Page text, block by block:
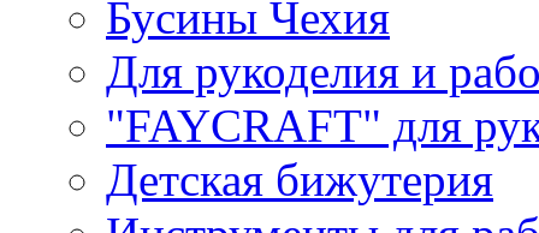
Бусины Чехия
Для рукоделия и
"FAYCRAFT" для
Детская бижутерия